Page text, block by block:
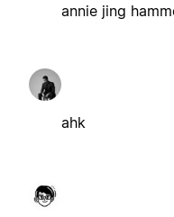
annie jing
ahk